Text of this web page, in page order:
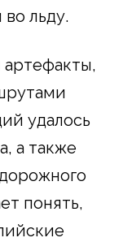
льду.
удалось
а также
понять,